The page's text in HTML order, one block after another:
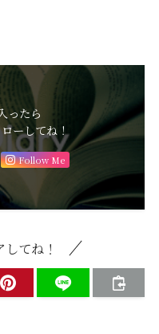
ったら
ーしてね！
Follow Me
てね！